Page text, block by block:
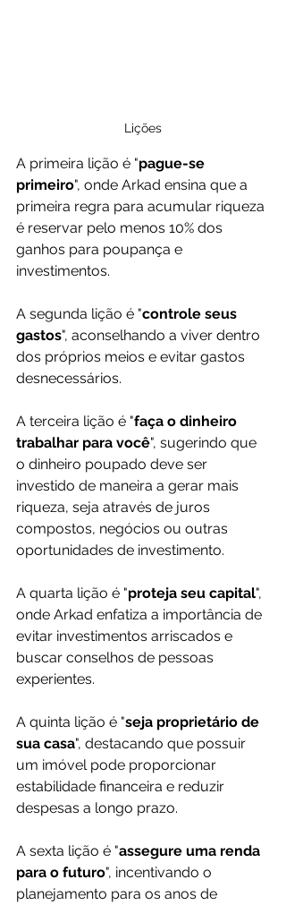
Lições
A primeira lição é "pague-se
primeiro", onde Arkad ensina que a
primeira regra para acumular riqueza
é reservar pelo menos 10% dos
ganhos para poupança e
investimentos.
A segunda lição é "controle seus
gastos", aconselhando a viver dentro
dos próprios meios e evitar gastos
desnecessários.
A terceira lição é "faça o dinheiro
trabalhar para você", sugerindo que
o dinheiro poupado deve ser
investido de maneira a gerar mais
riqueza, seja através de juros
compostos, negócios ou outras
oportunidades de investimento.
A quarta lição é "proteja seu capital",
onde Arkad enfatiza a importância de
evitar investimentos arriscados e
buscar conselhos de pessoas
experientes.
A quinta lição é "seja proprietário de
sua casa", destacando que possuir
um imóvel pode proporcionar
estabilidade financeira e reduzir
despesas a longo prazo.
A sexta lição é "assegure uma renda
para o futuro", incentivando o
planejamento para os anos de